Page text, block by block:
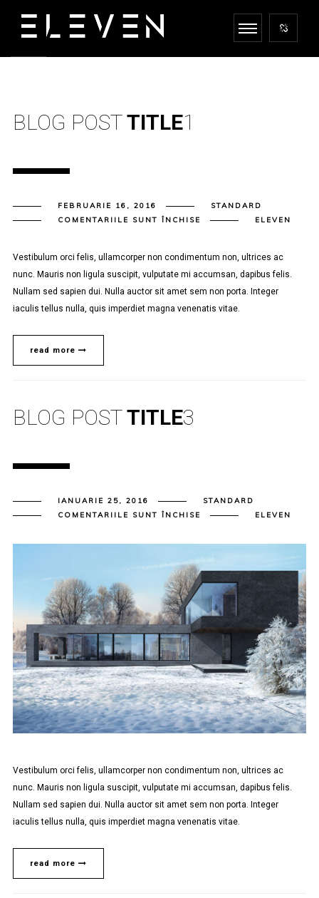
BLOG POSTTITLE1
FEBRUARIE 16, 2016
STANDARD
COMENTARIILE SUNT ÎNCHISE PENTRU
ELEVEN
Vestibulum orci felis, ullamcorper non condimentum non, ultrices ac
nunc. Mauris non ligula suscipit, vulputate mi accumsan, dapibus felis.
Nullam sed sapien dui. Nulla auctor sit amet sem non porta. Integer
iaculis tellus nulla, quis imperdiet magna venenatis vitae.
read more
BLOG POSTTITLE3
IANUARIE 25, 2016
STANDARD
COMENTARIILE SUNT ÎNCHISE PENTRU
ELEVEN
Vestibulum orci felis, ullamcorper non condimentum non, ultrices ac
nunc. Mauris non ligula suscipit, vulputate mi accumsan, dapibus felis.
Nullam sed sapien dui. Nulla auctor sit amet sem non porta. Integer
iaculis tellus nulla, quis imperdiet magna venenatis vitae.
read more